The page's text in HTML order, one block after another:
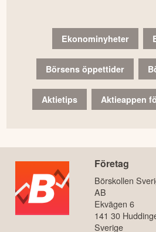
Ekonominyheter
Börsens öppettider
Aktietips Aktieappen
Företag
Börskollen
AB
Ekvägen 6
141 30
Sverige